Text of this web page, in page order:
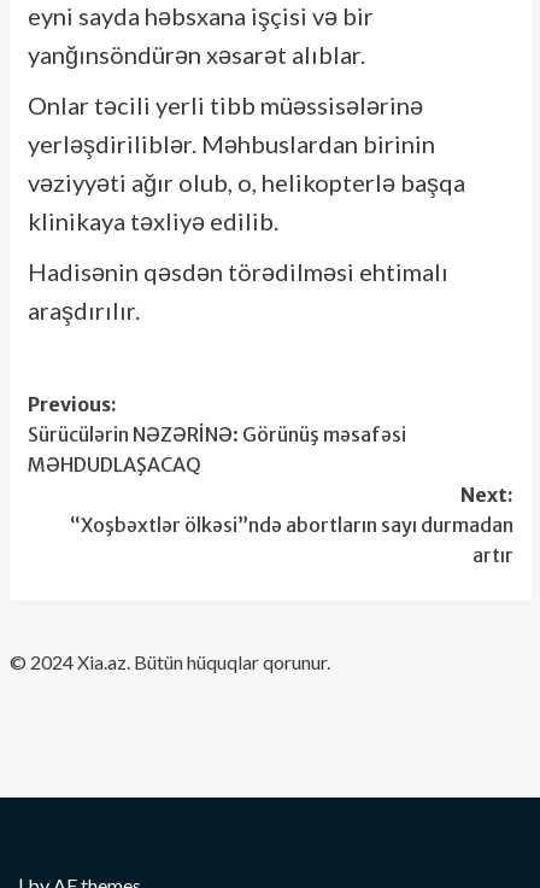
eyni sayda həbsxana işçisi və bir
yanğınsöndürən xəsarət alıblar.
Onlar təcili yerli tibb müəssisələrinə
yerləşdiriliblər. Məhbuslardan birinin
vəziyyəti ağır olub, o, helikopterlə başqa
klinikaya təxliyə edilib.
Hadisənin qəsdən törədilməsi ehtimalı
araşdırılır.
Post
navigation
Previous:
Sürücülərin NƏZƏRİNƏ: Görünüş məsafəsi
MƏHDUDLAŞACAQ
Next:
“Xoşbəxtlər ölkəsi”ndə abortların sayı durmadan
artır
​© 2024 Xia.az. Bütün hüquqlar qorunur.